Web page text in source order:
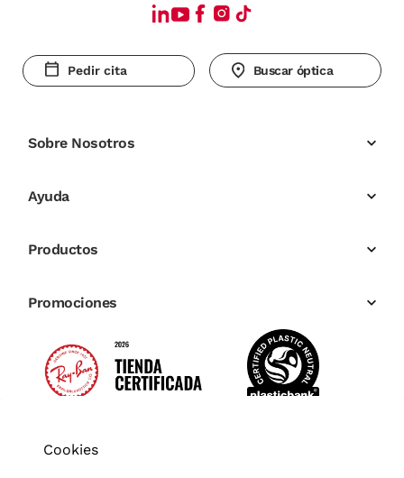
Pedir cita Buscar óptica
Sobre Nosotros
Ayuda
Productos
Promociones
Cookies